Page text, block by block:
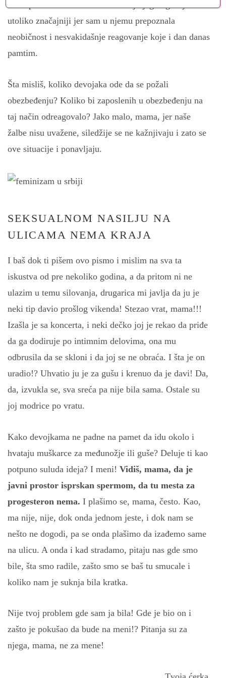
meša pun ukus lešnika i kakaa. Taj njegov gest je
utoliko značajniji jer sam u njemu prepoznala
neobičnost i nesvakidašnje reagovanje koje i dan danas
pamtim.
Šta misliš, koliko devojaka ode da se požali
obezbeđenju? Koliko bi zaposlenih u obezbeđenju na
taj način odreagovalo? Jako malo, mama, jer naše
žalbe nisu uvažene, siledžije se ne kažnjivaju i zato se
ove situacije i ponavljaju.
SEKSUALNOM NASILJU NA
ULICAMA NEMA KRAJA
I baš dok ti pišem ovo pismo i mislim na sva ta
iskustva od pre nekoliko godina, a da pritom ni ne
ulazim u temu silovanja, drugarica mi javlja da ju je
neki tip davio prošlog vikenda! Stezao vrat, mama!!!
Izašla je sa koncerta, i neki dečko joj je rekao da priđe
da ga dodiruje po intimnim delovima, ona mu
odbrusila da se skloni i da joj se ne obraća. I šta je on
uradio!? Uhvatio ju je za gušu i krenuo da je davi! Da,
da, izvukla se, sva sreća pa nije bila sama. Ostale su
joj modrice po vratu.
Kako devojkama ne padne na pamet da idu okolo i
hvataju muškarce za međunožje ili guše? Deluje ti kao
potpuno suluda ideja? I meni! Vidiš, mama, da je
javni prostor isprskan spermom, da tu mesta za
progesteron nema. I plašimo se, mama, često. Kao,
ma nije, nije, dok onda jednom jeste, i dok nam se
nešto ne dogodi, pa se onda plašimo da izađemo same
na ulicu. A onda i kad stradamo, pitaju nas gde smo
bile, šta smo radile, zašto smo se baš tu smucale i
koliko nam je suknja bila kratka.
Nije tvoj problem gde sam ja bila! Gde je bio on i
zašto je pokušao da bude na meni!? Pitanja su za
njega, mama, ne za mene!